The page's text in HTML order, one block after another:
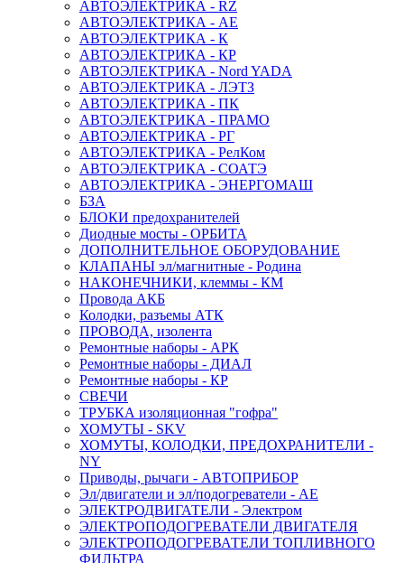
АВТОЭЛЕКТРИКА - RZ
АВТОЭЛЕКТРИКА - АЕ
АВТОЭЛЕКТРИКА - К
АВТОЭЛЕКТРИКА - КР
АВТОЭЛЕКТРИКА - Nord YADA
АВТОЭЛЕКТРИКА - ЛЭТЗ
АВТОЭЛЕКТРИКА - ПК
АВТОЭЛЕКТРИКА - ПРАМО
АВТОЭЛЕКТРИКА - РГ
АВТОЭЛЕКТРИКА - РелКом
АВТОЭЛЕКТРИКА - СОАТЭ
АВТОЭЛЕКТРИКА - ЭНЕРГОМАШ
БЗА
БЛОКИ предохранителей
Диодные мосты - ОРБИТА
ДОПОЛНИТЕЛЬНОЕ ОБОРУДОВАНИЕ
КЛАПАНЫ эл/магнитные - Родина
НАКОНЕЧНИКИ, клеммы - КМ
Провода АКБ
Колодки, разъемы АТК
ПРОВОДА, изолента
Ремонтные наборы - АРК
Ремонтные наборы - ДИАЛ
Ремонтные наборы - КР
СВЕЧИ
ТРУБКА изоляционная "гофра"
ХОМУТЫ - SKV
ХОМУТЫ, КОЛОДКИ, ПРЕДОХРАНИТЕЛИ -
NY
Приводы, рычаги - АВТОПРИБОР
Эл/двигатели и эл/подогреватели - АЕ
ЭЛЕКТРОДВИГАТЕЛИ - Электром
ЭЛЕКТРОПОДОГРЕВАТЕЛИ ДВИГАТЕЛЯ
ЭЛЕКТРОПОДОГРЕВАТЕЛИ ТОПЛИВНОГО
ФИЛЬТРА